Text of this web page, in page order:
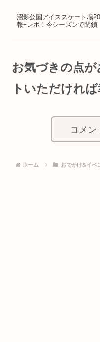
沼影公園アイススケート場
報+レポ！今シーズンで閉鎖
お気づきの点
トいただけれ
コメン
ホーム おでかけ&イベ